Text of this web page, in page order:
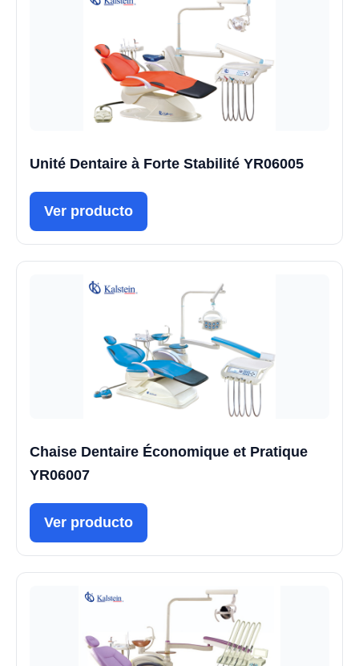
Unité Dentaire à Forte Stabilité YR06005
Ver producto
Chaise Dentaire Économique et Pratique
YR06007
Ver producto